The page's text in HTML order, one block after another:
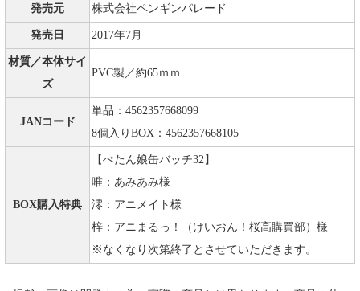
発売元 株式会社ペンギンパレード
発売日 2017年7月
材質／本体サイ
ズ
PVC製／約65ｍｍ
JANコード
単品：4562357668099
8個入りBOX：4562357668105
BOX購入特典
【ぺたん娘缶バッチ32】
唯：あみあみ様
澪：アニメイト様
梓：アニまるっ！（けいおん！桜高購買部）様
※なくなり次第終了とさせていただきます。